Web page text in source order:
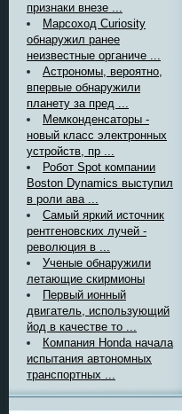
признаки внезе ...
Марсоход Curiosity
обнаружил ранее
неизвестные органиче ...
Астрономы, вероятно,
впервые обнаружили
планету за пред ...
Мемконденсаторы -
новый класс электронных
устройств, пр ...
Робот Spot компании
Boston Dynamics выступил
в роли ава ...
Самый яркий источник
рентгеновских лучей -
революция в ...
Ученые обнаружили
летающие скирмионы
Первый ионный
двигатель, использующий
йод в качестве то ...
Компания Honda начала
испытания автономных
транспортных ...